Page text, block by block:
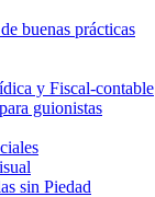
buenas prácticas
y Fiscal-contable
guionistas
sin Piedad